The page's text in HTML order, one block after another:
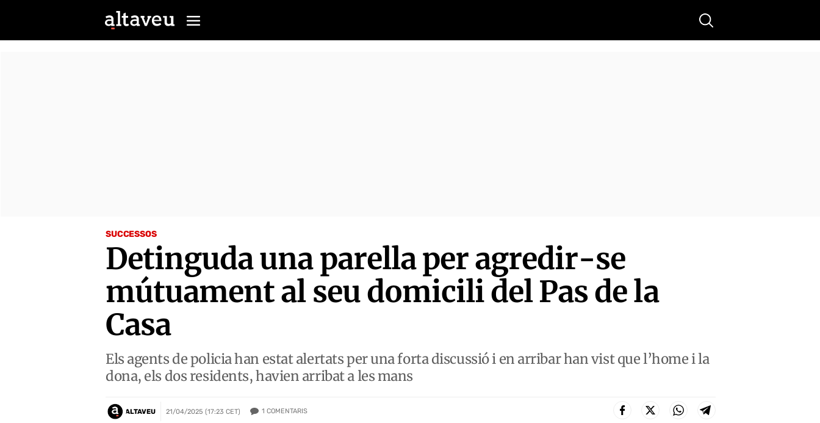
Buscar
SUCCESSOS
Detinguda una parella per agredir-se
mútuament al seu domicili del Pas de la
Casa
Els agents de policia han estat alertats per una forta discussió i en arribar han vist que l’home i la
dona, els dos residents, havien arribat a les mans
ALTAVEU 21/04/2025 (17:23 CET) 1 COMENTARIS